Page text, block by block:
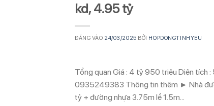
kd, 4.95 tỷ
ĐĂNG VÀO 24/03/2025 BỞI HOPDONGTINHYEU
Tổng quan Giá : 4 tỷ 950 triệu Diện tích
0935249383 Thông tin thêm ► Nhà
tỷ + đường nhựa 3.75m lề 1.5m…